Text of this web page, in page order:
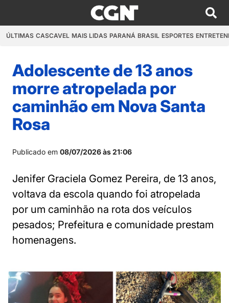
ÚLTIMAS CASCAVEL MAIS LIDAS PARANÁ BRASIL ESPORTES
Adolescente de 13 anos
morre atropelada por
caminhão em Nova Santa
Rosa
Publicado em 08/07/2026 às 21:06
Jenifer Graciela Gomez Pereira, de 13 anos,
voltava da escola quando foi atropelada
por um caminhão na rota dos veículos
pesados; Prefeitura e comunidade prestam
homenagens.